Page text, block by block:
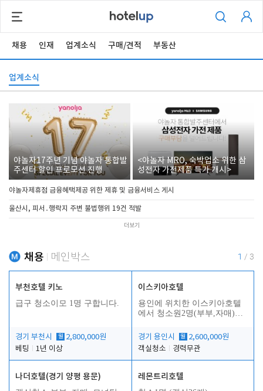
채용 인재 업계소식 구매/견적 부동산
업계소식
야놀자17주년 기념 야놀자 통합발
주센터 할인 프로모션 진행
<야놀자 MRO, 숙박업소 위한 삼
성전자 가전제품 특가 개시>
야놀자제휴점 금융혜택제공 위한 제휴 및 금융서비스 게시
울산시, 피서․행락지 주변 불법행위 19건 적발
더보기
채용 메인박스 1 / 3
부천호텔 키노
급구 청소이모 1명 구합니다.
경기 부천시 월 2,800,000원
베팅
1년 이상
이스키아호텔
용인에 위치한 이스키아호텔
에서 청소원2명(부부,자매)을
경기 용인시
월 2,600,000원
객실청소
경력무관
나더호텔(경기 양평 용문) 레몬트리호텔